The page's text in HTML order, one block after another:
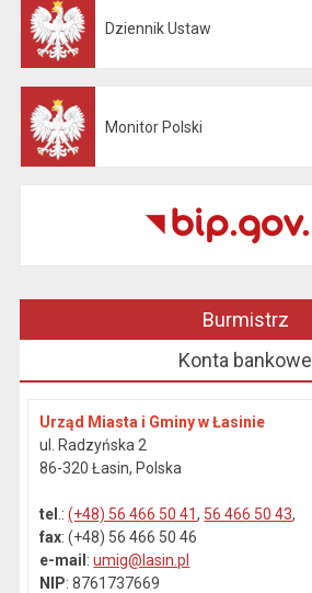
Dziennik Ustaw
Monitor Polski
Burmistrz
Konta bankowe
Urząd Miasta i Gminy w Łasinie
ul. Radzyńska 2
86-320 Łasin, Polska
tel .:(+48) 56 466 50 41, 56 466 50 43,
fax: (+48) 56 466 50 46
e-mail :umig@lasin.pl
NIP: 8761737669